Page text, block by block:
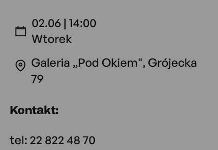
02.06 | 14:00
Wtorek
Galeria „Pod Okiem", Grójecka
79
Kontakt:
tel: 22 822 48 70